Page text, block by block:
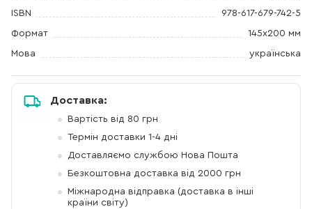
ISBN 978-617-679-742-5
Формат 145x200 мм
Мова українська
Доставка:
Вартість від 80 грн
Термін доставки 1-4 дні
Доставляємо службою Нова Пошта
Безкоштовна доставка від 2000 грн
Міжнародна відправка (доставка в інші
країни світу)